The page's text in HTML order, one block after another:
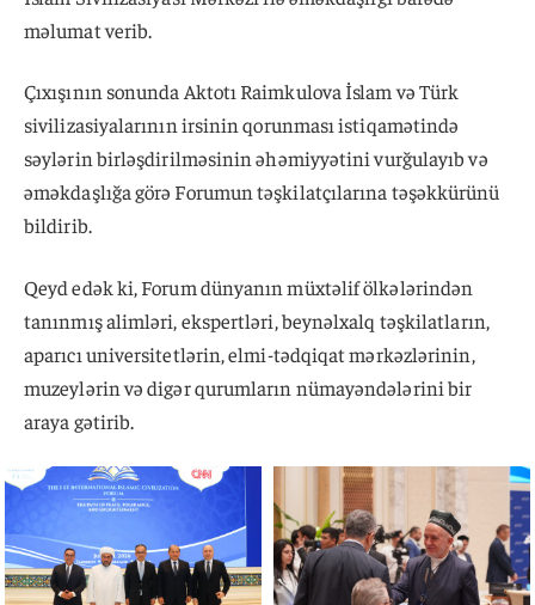
məlumat verib.
Çıxışının sonunda Aktotı Raimkulova İslam və Türk
sivilizasiyalarının irsinin qorunması istiqamətində
səylərin birləşdirilməsinin əhəmiyyətini vurğulayıb və
əməkdaşlığa görə Forumun təşkilatçılarına təşəkkürünü
bildirib.
Qeyd edək ki, Forum dünyanın müxtəlif ölkələrindən
tanınmış alimləri, ekspertləri, beynəlxalq təşkilatların,
aparıcı universitetlərin, elmi-tədqiqat mərkəzlərinin,
muzeylərin və digər qurumların nümayəndələrini bir
araya gətirib.